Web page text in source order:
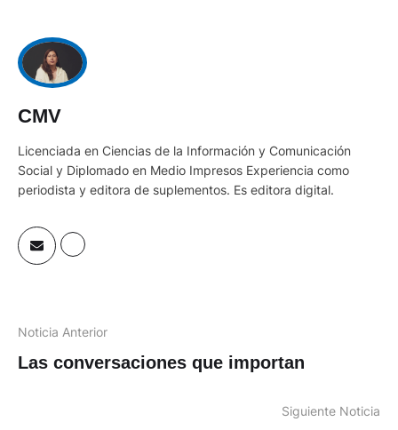
CMV
Licenciada en Ciencias de la Información y Comunicación
Social y Diplomado en Medio Impresos Experiencia como
periodista y editora de suplementos. Es editora digital.
Noticia Anterior
Las conversaciones que importan
Siguiente Noticia